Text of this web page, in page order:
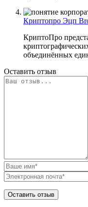
Криптопро Эцп
КриптоПро
объединённых
Оставить отзыв